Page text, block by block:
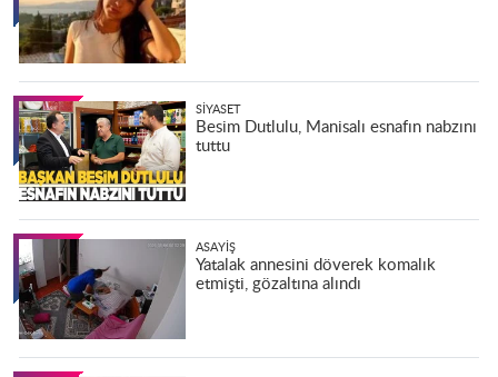
SIYASET
Besim Dutlulu, Manisalı esnafın nabzını
tuttu
ASAYIŞ
Yatalak annesini döverek komalık
etmişti, gözaltına alındı